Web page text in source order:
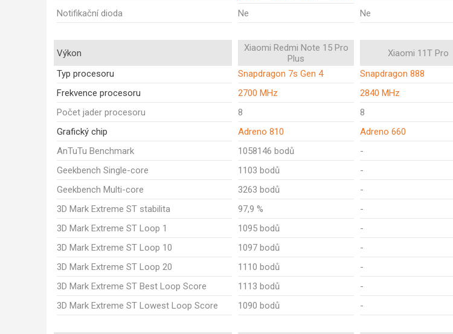
Notifikační dioda Ne Ne
Výkon
Xiaomi Redmi Note 15 Pro
Plus
Xiaomi 11T Pro
Typ procesoru
Snapdragon 7s Gen 4
Snapdragon 888
Frekvence procesoru
2700 MHz
2840 MHz
Počet jader procesoru
8
8
Grafický chip
Adreno 810
Adreno 660
AnTuTu Benchmark
1058146 bodů
-
Geekbench Single-core
1103 bodů
-
Geekbench Multi-core
3263 bodů
-
3D Mark Extreme ST stabilita
97,9 %
-
3D Mark Extreme ST Loop 1
1095 bodů
-
3D Mark Extreme ST Loop 10
1097 bodů
-
3D Mark Extreme ST Loop 20
1110 bodů
-
3D Mark Extreme ST Best Loop Score
1113 bodů
-
3D Mark Extreme ST Lowest Loop Score
1090 bodů -